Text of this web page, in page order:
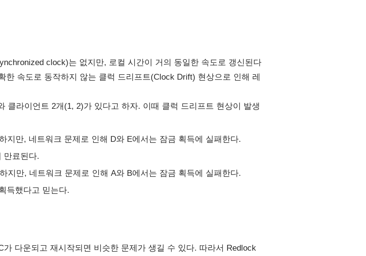
clock)는 없지만, 로컬 시간이 거의 동일한 속도로 갱신된다
한 속도로 동작하지 않는 클럭 드리프트(Clock Drift) 현상으로 인해 레
클라이언트 2개(1, 2)가 있다고 하자. 이때 클럭 드리프트 현상이 발생
지만, 네트워크 문제로 인해 D와 E에서는 잠금 획득에 실패한다.
만료된다.
지만, 네트워크 문제로 인해 A와 B에서는 잠금 획득에 실패한다.
득했다고 믿는다.
다운되고 재시작되면 비슷한 문제가 생길 수 있다. 따라서 Redlock